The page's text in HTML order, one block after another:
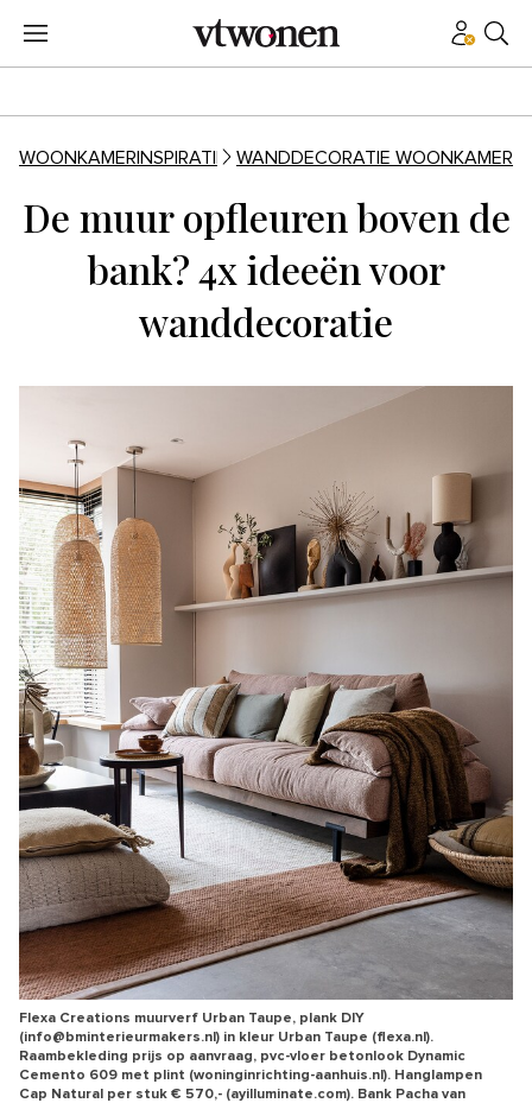
WOONKAMERINSPIRATIE WANDDECORATIE WOONKAMER
De muur opfleuren boven de
bank? 4x ideeën voor
wanddecoratie
Flexa Creations muurverf Urban Taupe, plank DIY
(info@bminterieurmakers.nl) in kleur Urban Taupe (flexa.nl).
Raambekleding prijs op aanvraag, pvc-vloer betonlook Dynamic
Cemento 609 met plint (woninginrichting-aanhuis.nl). Hanglampen
Cap Natural per stuk € 570,- (ayilluminate.com). Bank Pacha van